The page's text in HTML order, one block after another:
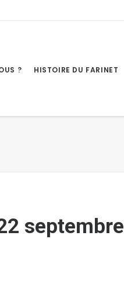
? HISTOIRE DU FARINET
septembre